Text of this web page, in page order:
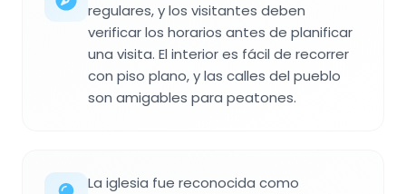
regulares, y los visitantes deben
verificar los horarios antes de planificar
una visita. El interior es fácil de recorrer
con piso plano, y las calles del pueblo
son amigables para peatones.
La iglesia fue reconocida como